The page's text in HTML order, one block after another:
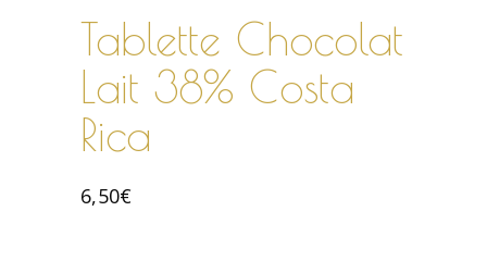
Tablette Chocolat
Lait 38% Costa
Rica
6,50€